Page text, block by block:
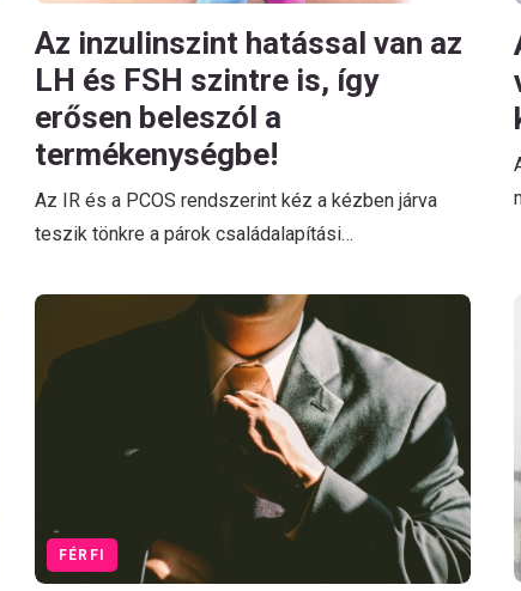
Az inzulinszint hatással van az
LH és FSH szintre is, így
erősen beleszól a
termékenységbe!
Az IR és a PCOS rendszerint kéz a kézben járva
teszik tönkre a párok családalapítási…
FÉRFI